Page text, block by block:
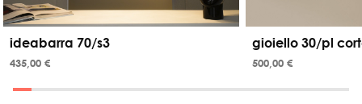
ideabarra 70/s3
435,00 €
gioiello 30/pl
500,00 €